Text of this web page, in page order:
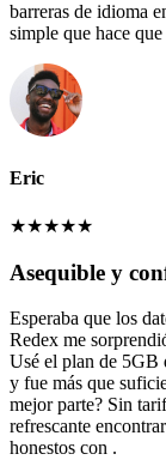
barreras de idioma
simple que hace
Eric
★★★★★
Asequible y
Esperaba que los
Redex me
Usé el plan de 5GB
y fue más que
mejor parte? Sin
refrescante
honestos con .